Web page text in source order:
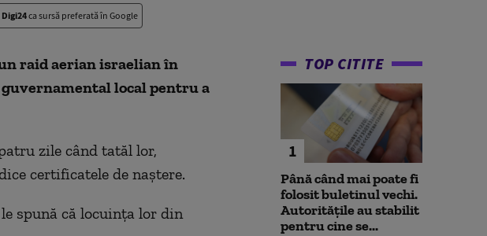
Digi24ca sursă preferată în Google
raid aerian israelian în
local pentru a
zile când tatăl lor,
certificatele de naștere.
spună că locuința lor din
TOP CITITE
1
Până când mai poate fi
folosit buletinul vechi.
Autoritățile au stabilit
pentru cine se...